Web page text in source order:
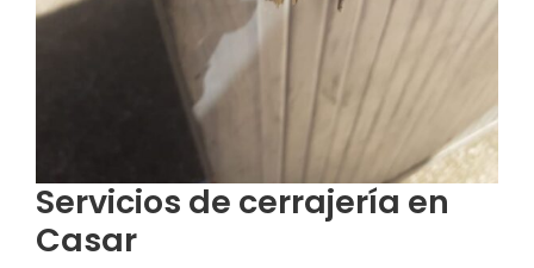
Servicios de cerrajería en
Casar